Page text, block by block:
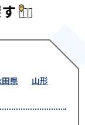
県
山形